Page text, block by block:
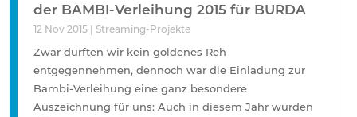
der BAMBI-Verleihung 2015 für BURDA
12 Nov 2015 | Streaming-Projekte
Zwar durften wir kein goldenes Reh
entgegennehmen, dennoch war die Einladung zur
Bambi-Verleihung eine ganz besondere
Auszeichnung für uns: Auch in diesem Jahr wurden